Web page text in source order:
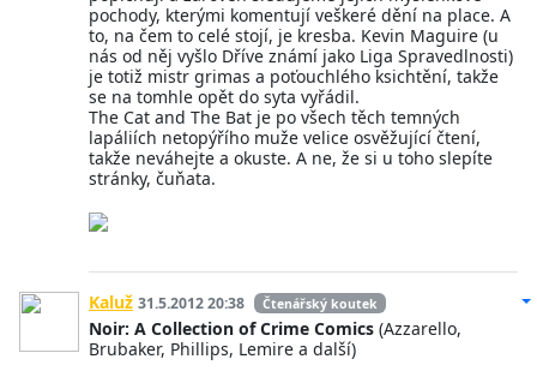
pochody, kterými komentují veškeré dění na place. A
to, na čem to celé stojí, je kresba. Kevin Maguire (u
nás od něj vyšlo Dříve známí jako Liga Spravedlnosti)
je totiž mistr grimas a poťouchlého ksichtění, takže
se na tomhle opět do syta vyřádil.
The Cat and The Bat je po všech těch temných
lapáliích netopýřího muže velice osvěžující čtení,
takže neváhejte a okuste. A ne, že si u toho slepíte
stránky, čuňata.
Kaluž 31.5.2012 20:38 Čtenářský koutek
Noir: A Collection of Crime Comics (Azzarello,
Brubaker, Phillips, Lemire a další)